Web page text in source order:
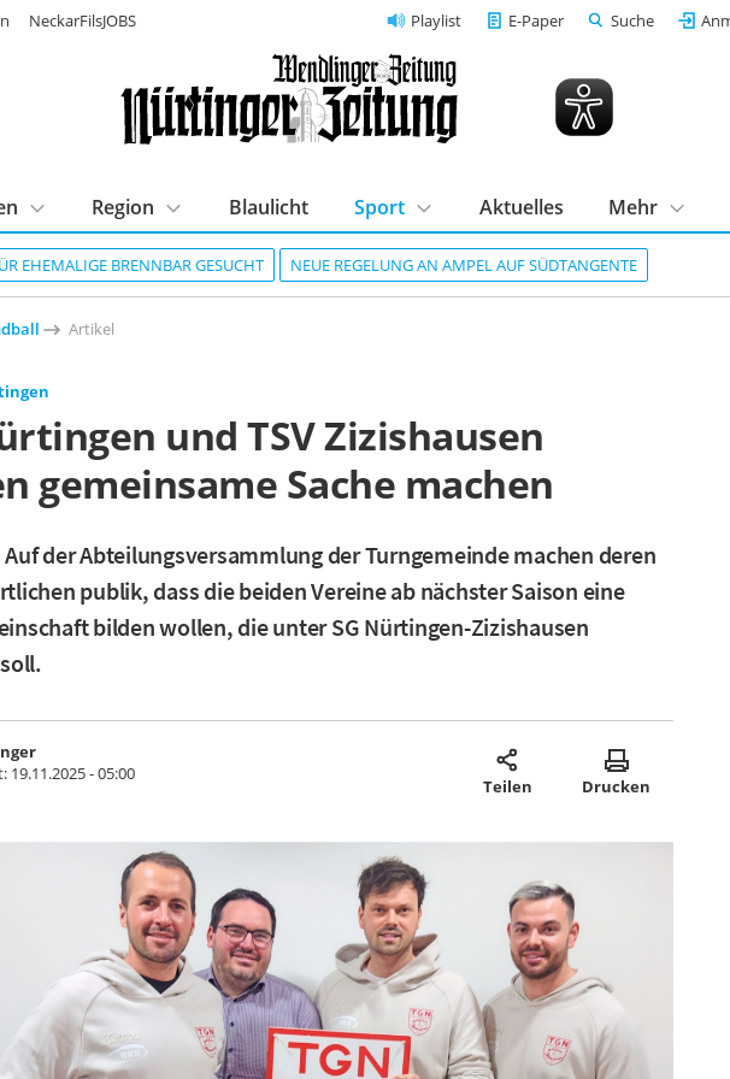
Playlist E-Paper Suche
EHEMALIGE BRENNBAR GESUCHT NEUE REGELUNG AN AMPEL AUF SÜDTANGENTE
Region Blaulicht Sport Aktuelles Mehr
NeckarFilsJOBS
Artikel
und TSV Zizishausen
gemeinsame Sache machen
der Abteilungsversammlung der Turngemeinde machen deren
publik, dass die beiden Vereine ab nächster Saison eine
bilden wollen, die unter SG Nürtingen-Zizishausen
19.11.2025 - 05:00
Teilen Drucken